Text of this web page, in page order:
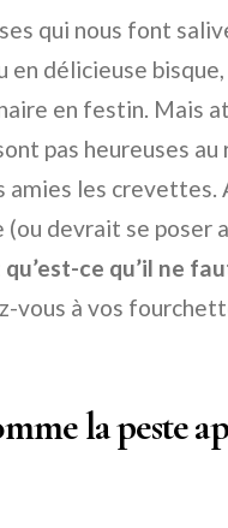
qui nous font
en délicieuse
en festin. Mais
pas heureuses au
amies les crevettes.
devrait se poser
qu’est-ce qu’il ne
vous à vos
la peste